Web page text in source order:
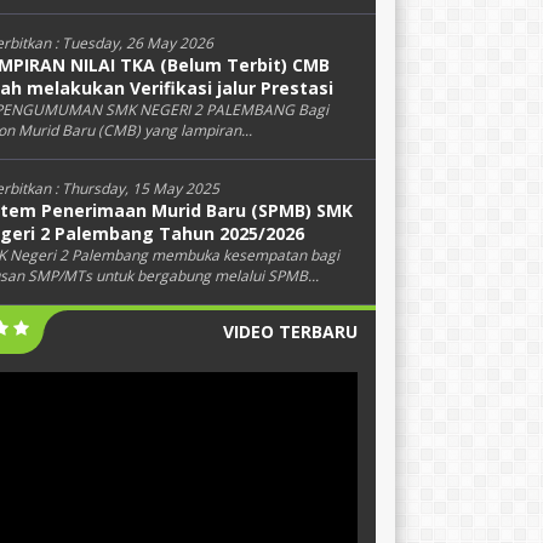
: Tuesday, 26 May 2026
NILAI TKA (Belum Terbit) CMB
melakukan Verifikasi jalur Prestasi
SMK NEGERI 2 PALEMBANG Bagi
Murid Baru (CMB) yang lampiran...
: Thursday, 15 May 2025
Penerimaan Murid Baru (SPMB) SMK
2 Palembang Tahun 2025/2026
Negeri 2 Palembang membuka kesempatan bagi
SMP/MTs untuk bergabung melalui SPMB...
VIDEO TERBARU